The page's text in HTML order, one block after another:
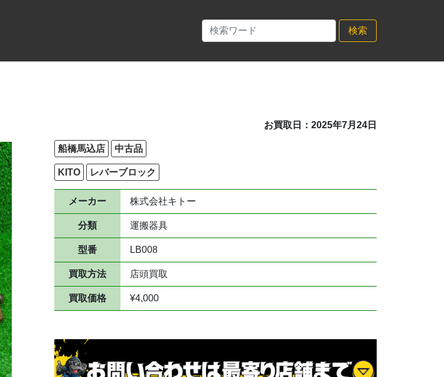
検索
お買取日：2025年7月24日
船橋馬込店 中古品
KITO レバーブロック
メーカー 株式会社キトー
分類 運搬器具
型番 LB008
買取方法 店頭買取
買取価格 ¥4,000